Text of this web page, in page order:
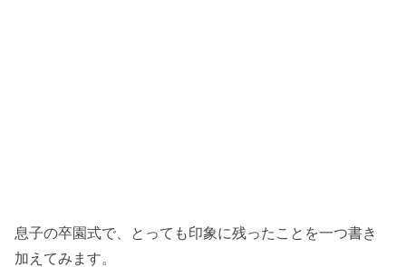
息子の卒園式で、とっても印象に残ったことを一つ書き
加えてみます。